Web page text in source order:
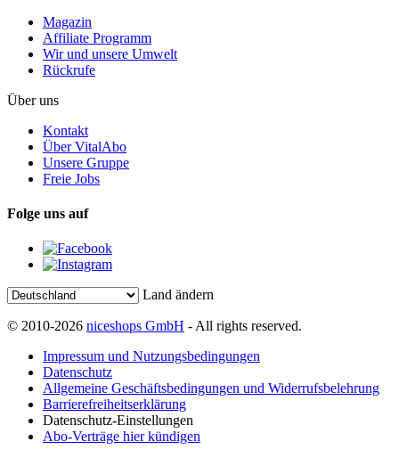
Magazin
Affiliate Programm
Wir und unsere Umwelt
Rückrufe
Über uns
Kontakt
Über VitalAbo
Unsere Gruppe
Freie Jobs
Folge uns auf
Land ändern
© 2010-2026 niceshops GmbH - All rights reserved.
Impressum und Nutzungsbedingungen
Datenschutz
Allgemeine Geschäftsbedingungen und Widerrufsbelehrung
Barrierefreiheitserklärung
Datenschutz-Einstellungen
Abo-Verträge hier kündigen